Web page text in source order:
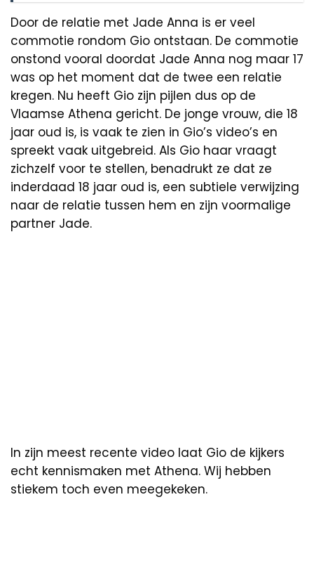
Door de relatie met Jade Anna is er veel
commotie rondom Gio ontstaan. De commotie
onstond vooral doordat Jade Anna nog maar 17
was op het moment dat de twee een relatie
kregen. Nu heeft Gio zijn pijlen dus op de
Vlaamse Athena gericht. De jonge vrouw, die 18
jaar oud is, is vaak te zien in Gio’s video’s en
spreekt vaak uitgebreid. Als Gio haar vraagt
zichzelf voor te stellen, benadrukt ze dat ze
inderdaad 18 jaar oud is, een subtiele verwijzing
naar de relatie tussen hem en zijn voormalige
partner Jade.
In zijn meest recente video laat Gio de kijkers
echt kennismaken met Athena. Wij hebben
stiekem toch even meegekeken.